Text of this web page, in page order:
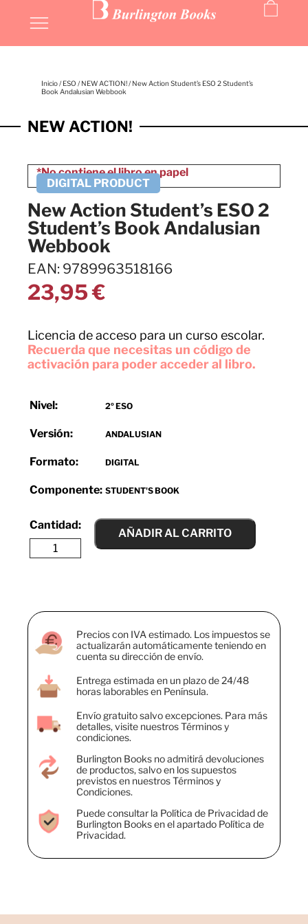
Inicio/ ESO / NEW ACTION!/ New Action Student’s ESO 2 Student’s
Book Andalusian Webbook
NEW ACTION!
New Action Student’s ESO 2
Student’s Book Andalusian
Webbook
EAN: 9789963518166
23,95€
Licencia de acceso para un curso escolar.
Recuerda que necesitas un código de
activación para poder acceder al libro.
Nivel: 2º ESO
Versión: ANDALUSIAN
Formato: DIGITAL
Componente: STUDENT'S BOOK
AÑADIR AL CARRITO
Precios con IVA estimado. Los impuestos se
actualizarán automáticamente teniendo en
cuenta su dirección de envío.
Entrega estimada en un plazo de 24/48
horas laborables en Península.
Envío gratuito salvo excepciones. Para más
detalles, visite nuestros Términos y
condiciones.
Burlington Books no admitirá devoluciones
de productos, salvo en los supuestos
previstos en nuestros Términos y
Condiciones.
Puede consultar la Política de Privacidad de
Burlington Books en el apartado Política de
Privacidad.